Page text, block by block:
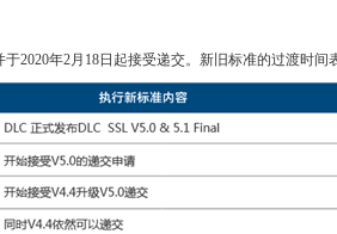
2020年2月18日起接受递交。新旧标准的过渡时间